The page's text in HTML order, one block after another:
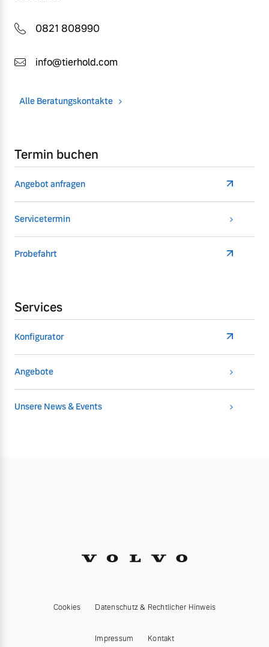
0821 808990
info@tierhold.com
Alle Beratungskontakte
Termin buchen
Angebot anfragen
Servicetermin
Probefahrt
Services
Konfigurator
Angebote
Unsere News & Events
Cookies Datenschutz & Rechtlicher Hinweis
Impressum Kontakt